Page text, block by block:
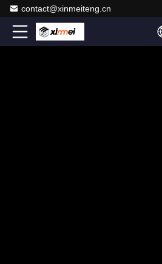
contact@xinmeiteng.cn